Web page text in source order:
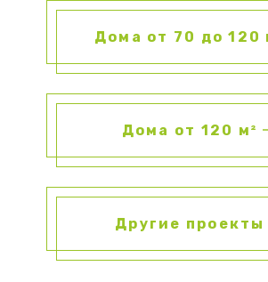
Дома от 70 до 120
Дома от 120 м²
Другие проекты